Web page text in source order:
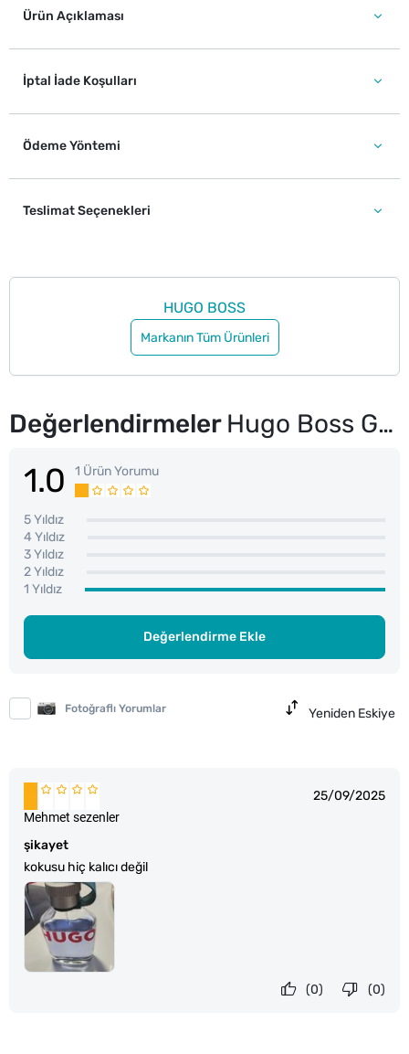
Ürün Açıklaması
İptal İade Koşulları
Ödeme Yöntemi
Teslimat Seçenekleri
HUGO BOSS
Markanın Tüm Ürünleri
Değerlendirmeler Hugo Boss Green Eau De Toilet 75 ml
1.0 1 Ürün Yorumu
5 Yıldız
4 Yıldız
3 Yıldız
2 Yıldız
1 Yıldız
Değerlendirme Ekle
Fotoğraflı Yorumlar Yeniden Eskiye
25/09/2025
şikayet
kokusu hiç kalıcı değil
Mehmet sezenler
(0)
(0)